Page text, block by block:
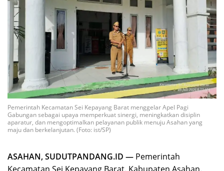
Pemerintah Kecamatan Sei Kepayang Barat menggelar Apel Pagi
Gabungan sebagai upaya memperkuat sinergi, meningkatkan disiplin
aparatur, dan mengoptimalkan pelayanan publik menuju Asahan yang
maju dan berkelanjutan. (Foto: ist/SP)
ASAHAN, SUDUTPANDANG.ID — Pemerintah